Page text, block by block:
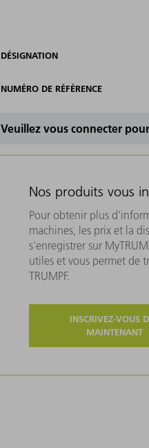
DÉSIGNATION
NUMÉRO DE RÉFÉRENCE
Veuillez vous connecter
Nos produits vous
Pour obtenir plus
machines, les prix et la
s'enregistrer sur
utiles et vous permet de
TRUMPF.
INSCRIVEZ-VOUS
MAINTENANT